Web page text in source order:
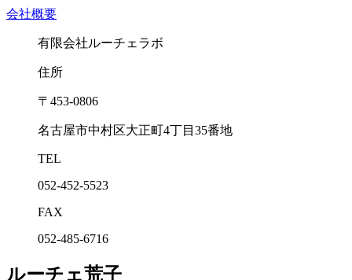
会社概要
有限会社ルーチェラボ
住所
〒453-0806
名古屋市中村区大正町4丁目35番地
TEL
052-452-5523
FAX
052-485-6716
ルーチェ荒子